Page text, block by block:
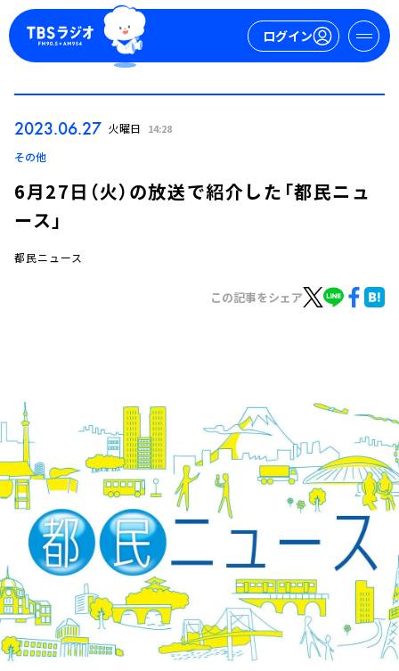
ログイン
イベント・グッズ
YouTube
会社情報
2023.06.27 火曜日 14:28
その他
6月27日（火）の放送で紹介した「都民ニュ
ース」
都民ニュース
この記事をシェア